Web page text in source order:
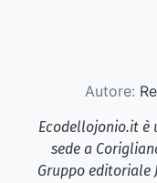
Autore:
Ecodellojonio.it è
sede a
Gruppo editoriale